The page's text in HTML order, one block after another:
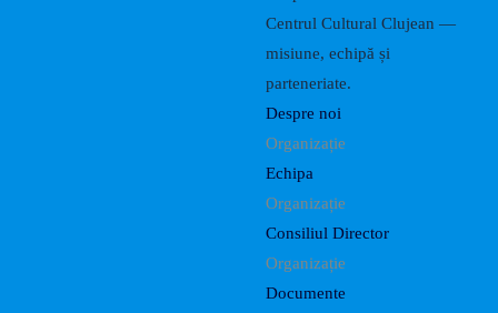
Centrul Cultural Clujean —
misiune, echipă și
parteneriate.
Despre noi
Organizație
Echipa
Organizație
Consiliul Director
Organizație
Documente